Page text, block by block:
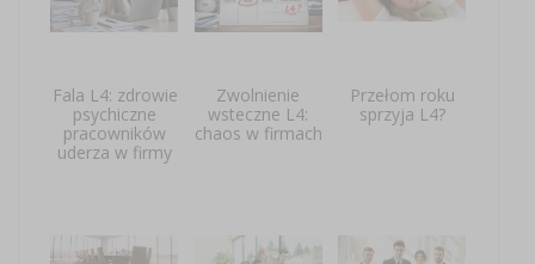
Fala L4: zdrowie
psychiczne
pracowników
uderza w firmy
Zwolnienie
wsteczne L4:
chaos w firmach
Przełom roku
sprzyja L4?